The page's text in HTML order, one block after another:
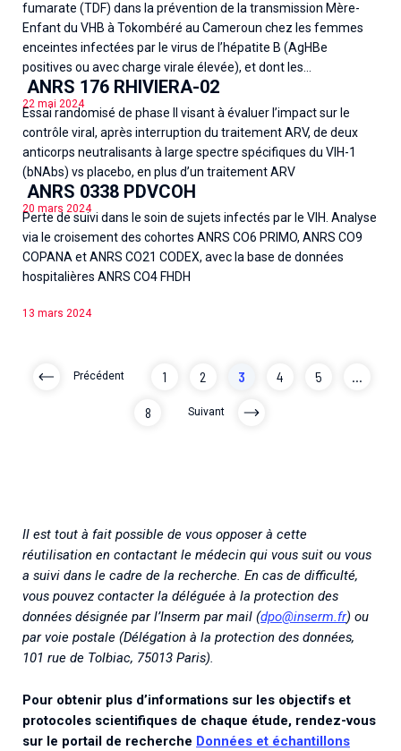
fumarate (TDF) dans la prévention de la transmission Mère-
Enfant du VHB à Tokombéré au Cameroun chez les femmes
enceintes infectées par le virus de l’hépatite B (AgHBe
positives ou avec charge virale élevée), et dont les...
22 mai 2024
ANRS 176 RHIVIERA-02
Essai randomisé de phase II visant à évaluer l’impact sur le
contrôle viral, après interruption du traitement ARV, de deux
anticorps neutralisants à large spectre spécifiques du VIH-1
(bNAbs) vs placebo, en plus d’un traitement ARV
20 mars 2024
ANRS 0338 PDVCOH
Perte de suivi dans le soin de sujets infectés par le VIH. Analyse
via le croisement des cohortes ANRS CO6 PRIMO, ANRS CO9
COPANA et ANRS CO21 CODEX, avec la base de données
hospitalières ANRS CO4 FHDH
13 mars 2024
Précédent 1 2 3 4 5 ...
8 Suivant
Il est tout à fait possible de vous opposer à cette
réutilisation en contactant le médecin qui vous suit ou vous
a suivi dans le cadre de la recherche. En cas de difficulté,
vous pouvez contacter la déléguée à la protection des
données désignée par l’Inserm par mail (dpo@inserm.fr) ou
par voie postale (Délégation à la protection des données,
101 rue de Tolbiac, 75013 Paris).
Pour obtenir plus d’informations sur les objectifs et
protocoles scientifiques de chaque étude, rendez-vous
sur le portail de recherche Données et échantillons